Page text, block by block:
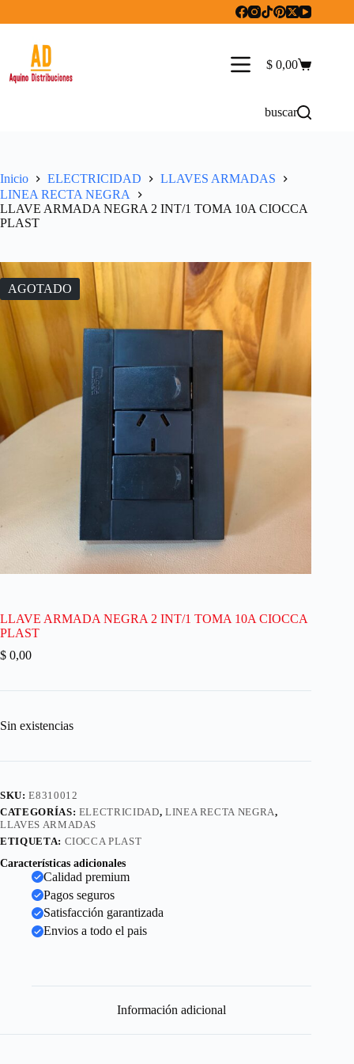
Carro
$ 0,00
buscar
Inicio ELECTRICIDAD
LLAVES ARMADAS
LINEA RECTA NEGRA
LLAVE ARMADA NEGRA 2 INT/1 TOMA 10A CIOCCA
PLAST
AGOTADO
LLAVE ARMADA NEGRA 2 INT/1 TOMA 10A CIOCCA
PLAST
$ 0,00
Sin existencias
SKU:E8310012
CATEGORÍAS: ELECTRICIDAD, LINEA RECTA NEGRA,
LLAVES ARMADAS
ETIQUETA: CIOCCA PLAST
Características adicionales
Calidad premium
Pagos seguros
Satisfacción garantizada
Envios a todo el pais
Información adicional